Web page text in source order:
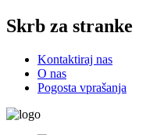
Skrb za stranke
Kontaktiraj nas
O nas
Pogosta vprašanja